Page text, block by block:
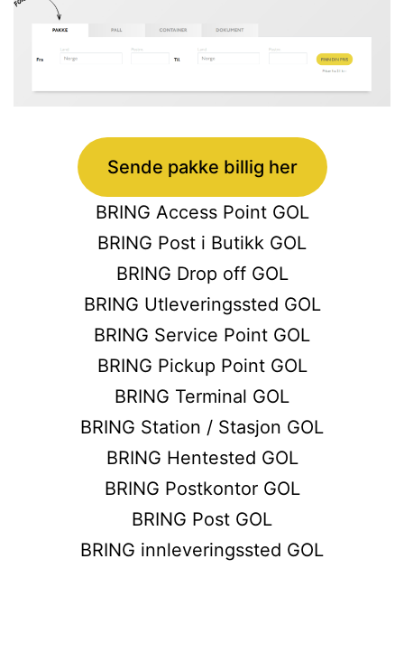
Sende pakke billig her
BRING Access Point GOL
BRING Post i Butikk GOL
BRING Drop off GOL
BRING Utleveringssted GOL
BRING Service Point GOL
BRING Pickup Point GOL
BRING Terminal GOL
BRING Station / Stasjon GOL
BRING Hentested GOL
BRING Postkontor GOL
BRING Post GOL
BRING innleveringssted GOL